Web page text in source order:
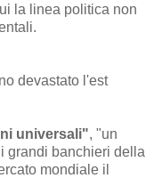
la linea politica non
devastato l'est
universali", "un
grandi banchieri della
mondiale il